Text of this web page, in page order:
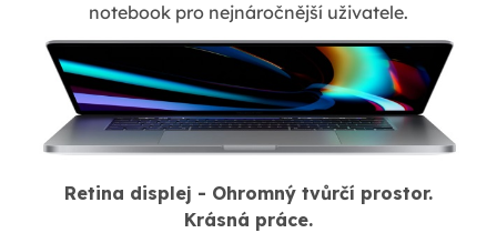
notebook pro nejnáročnější uživatele.
Retina displej - Ohromný tvůrčí prostor.
Krásná práce.